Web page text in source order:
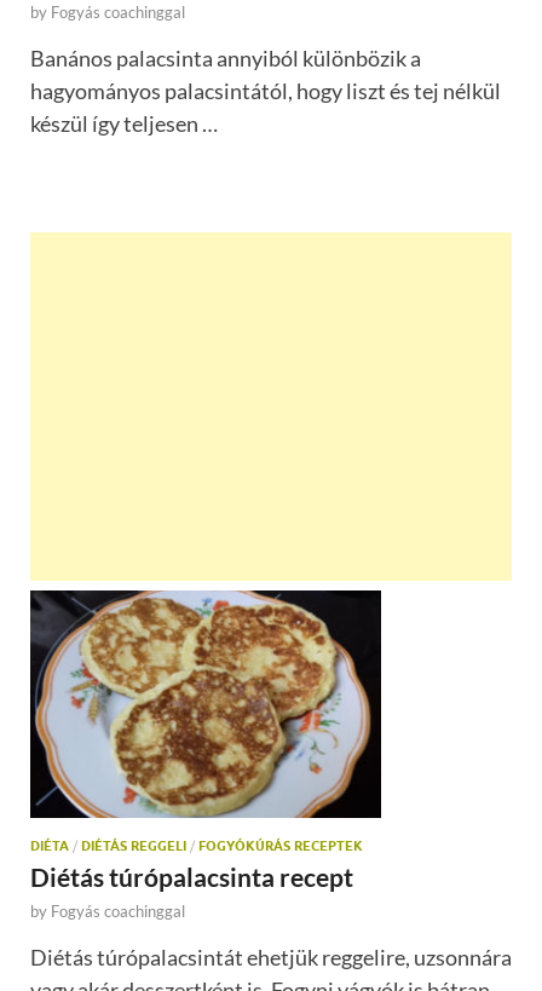
by Fogyás coachinggal
Banános palacsinta annyiból különbözik a
hagyományos palacsintától, hogy liszt és tej nélkül
készül így teljesen …
DIÉTA / DIÉTÁS REGGELI / FOGYÓKÚRÁS RECEPTEK
Diétás túrópalacsinta recept
by Fogyás coachinggal
Diétás túrópalacsintát ehetjük reggelire, uzsonnára